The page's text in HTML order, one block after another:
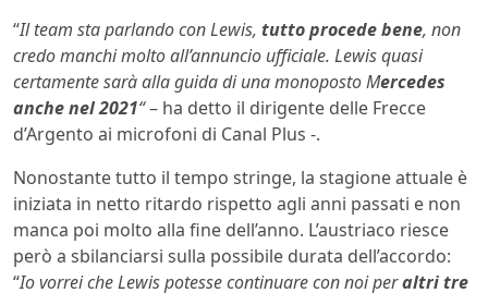
“Il team sta parlando con Lewis, tutto procede bene, non
credo manchi molto all’annuncio ufficiale. Lewis quasi
certamente sarà alla guida di una monoposto Mercedes
anche nel 2021“– ha detto il dirigente delle Frecce
d’Argento ai microfoni di Canal Plus -.
Nonostante tutto il tempo stringe, la stagione attuale è
iniziata in netto ritardo rispetto agli anni passati e non
manca poi molto alla fine dell’anno. L’austriaco riesce
però a sbilanciarsi sulla possibile durata dell’accordo:
“Io vorrei che Lewis potesse continuare con noi peraltri tre